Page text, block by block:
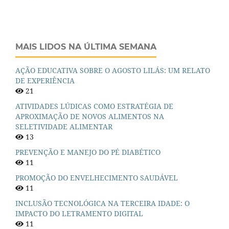
MAIS LIDOS NA ÚLTIMA SEMANA
AÇÃO EDUCATIVA SOBRE O AGOSTO LILÁS: UM RELATO
DE EXPERIÊNCIA
21
ATIVIDADES LÚDICAS COMO ESTRATÉGIA DE
APROXIMAÇÃO DE NOVOS ALIMENTOS NA
SELETIVIDADE ALIMENTAR
13
PREVENÇÃO E MANEJO DO PÉ DIABÉTICO
11
PROMOÇÃO DO ENVELHECIMENTO SAUDÁVEL
11
INCLUSÃO TECNOLÓGICA NA TERCEIRA IDADE: O
IMPACTO DO LETRAMENTO DIGITAL
11